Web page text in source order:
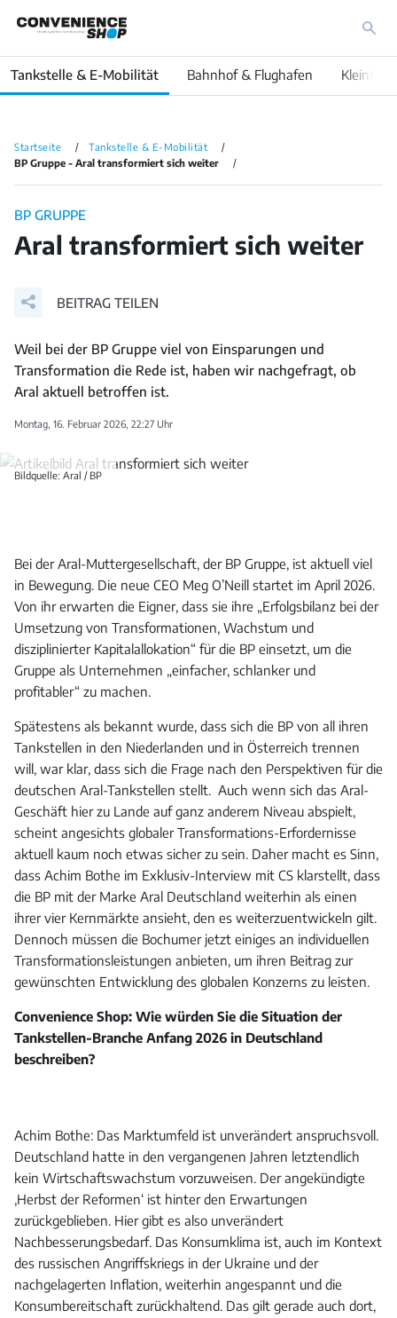
Tankstelle & E-Mobilität Bahnhof & Flughafen
Startseite
Tankstelle & E-Mobilität
BP Gruppe - Aral transformiert sich weiter
BP GRUPPE
Aral transformiert sich weiter
BEITRAG TEILEN
Weil bei der BP Gruppe viel von Einsparungen und
Transformation die Rede ist, haben wir nachgefragt, ob
Aral aktuell betroffen ist.
Montag, 16. Februar 2026, 22:27 Uhr
Bildquelle: Aral / BP
Bei der Aral-Muttergesellschaft, der BP Gruppe, ist aktuell viel
in Bewegung. Die neue CEO Meg O’Neill startet im April 2026.
Von ihr erwarten die Eigner, dass sie ihre „Erfolgsbilanz bei der
Umsetzung von Transformationen, Wachstum und
disziplinierter Kapitalallokation“ für die BP einsetzt, um die
Gruppe als Unternehmen „einfacher, schlanker und
profitabler“ zu machen.
Spätestens als bekannt wurde, dass sich die BP von all ihren
Tankstellen in den Niederlanden und in Österreich trennen
will, war klar, dass sich die Frage nach den Perspektiven für die
deutschen Aral-Tankstellen stellt. Auch wenn sich das Aral-
Geschäft hier zu Lande auf ganz anderem Niveau abspielt,
scheint angesichts globaler Transformations-Erfordernisse
aktuell kaum noch etwas sicher zu sein. Daher macht es Sinn,
dass Achim Bothe im Exklusiv-Interview mit CS klarstellt, dass
die BP mit der Marke Aral Deutschland weiterhin als einen
ihrer vier Kernmärkte ansieht, den es weiterzuentwickeln gilt.
Dennoch müssen die Bochumer jetzt einiges an individuellen
Transformationsleistungen anbieten, um ihren Beitrag zur
gewünschten Entwicklung des globalen Konzerns zu leisten.
Convenience Shop: Wie würden Sie die Situation der
Tankstellen-Branche Anfang 2026 in Deutschland
beschreiben?
Achim Bothe: Das Marktumfeld ist unverändert anspruchsvoll.
Deutschland hatte in den vergangenen Jahren letztendlich
kein Wirtschaftswachstum vorzuweisen. Der angekündigte
‚Herbst der Reformen‘ ist hinter den Erwartungen
zurückgeblieben. Hier gibt es also unverändert
Nachbesserungsbedarf. Das Konsumklima ist, auch im Kontext
des russischen Angriffskriegs in der Ukraine und der
nachgelagerten Inflation, weiterhin angespannt und die
Konsumbereitschaft zurückhaltend. Das gilt gerade auch dort,